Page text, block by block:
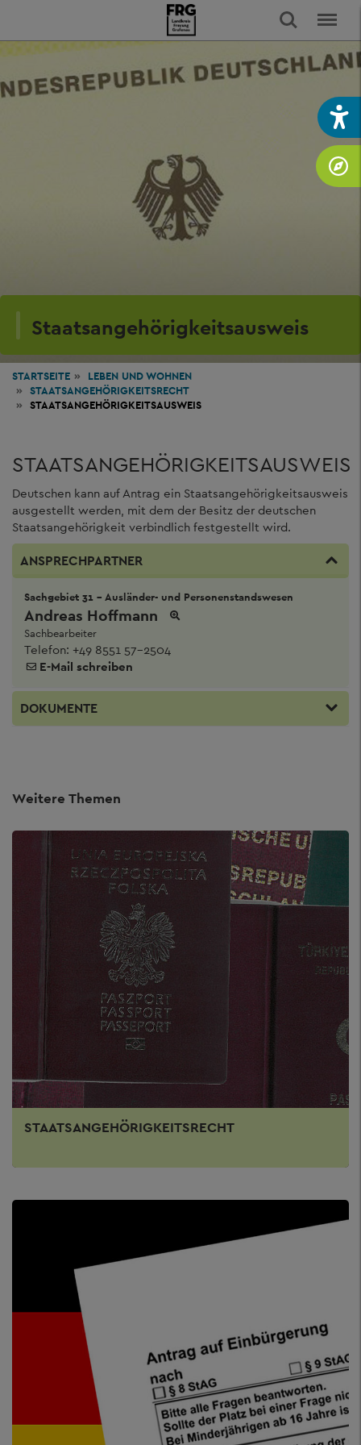
Staatsangehörigkeitsausweis
STARTSEITE LEBEN UND WOHNEN
STAATSANGEHÖRIGKEITSRECHT
STAATSANGEHÖRIGKEITSAUSWEIS
STAATSANGEHÖRIGKEITSAUSWEIS
Deutschen kann auf Antrag ein Staatsangehörigkeitsausweis
ausgestellt werden, mit dem der Besitz der deutschen
Staatsangehörigkeit verbindlich festgestellt wird.
ANSPRECHPARTNER
Sachgebiet 31 - Ausländer- und Personenstandswesen
Andreas Hoffmann
Sachbearbeiter
Telefon: +49 8551 57-2504
E-Mail schreiben
DOKUMENTE
Weitere Themen
STAATSANGEHÖRIGKEITSRECHT